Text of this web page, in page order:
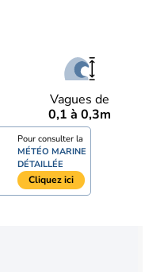
Vagues de
0,1 à 0,3m
Pour consulter la
MÉTÉO MARINE
DÉTAILLÉE
Cliquez ici